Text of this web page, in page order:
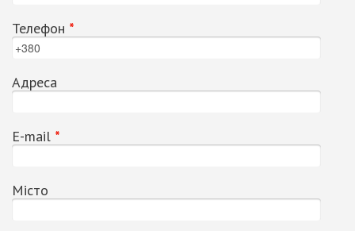
Телефон *
Адреса
Е-mail *
Місто